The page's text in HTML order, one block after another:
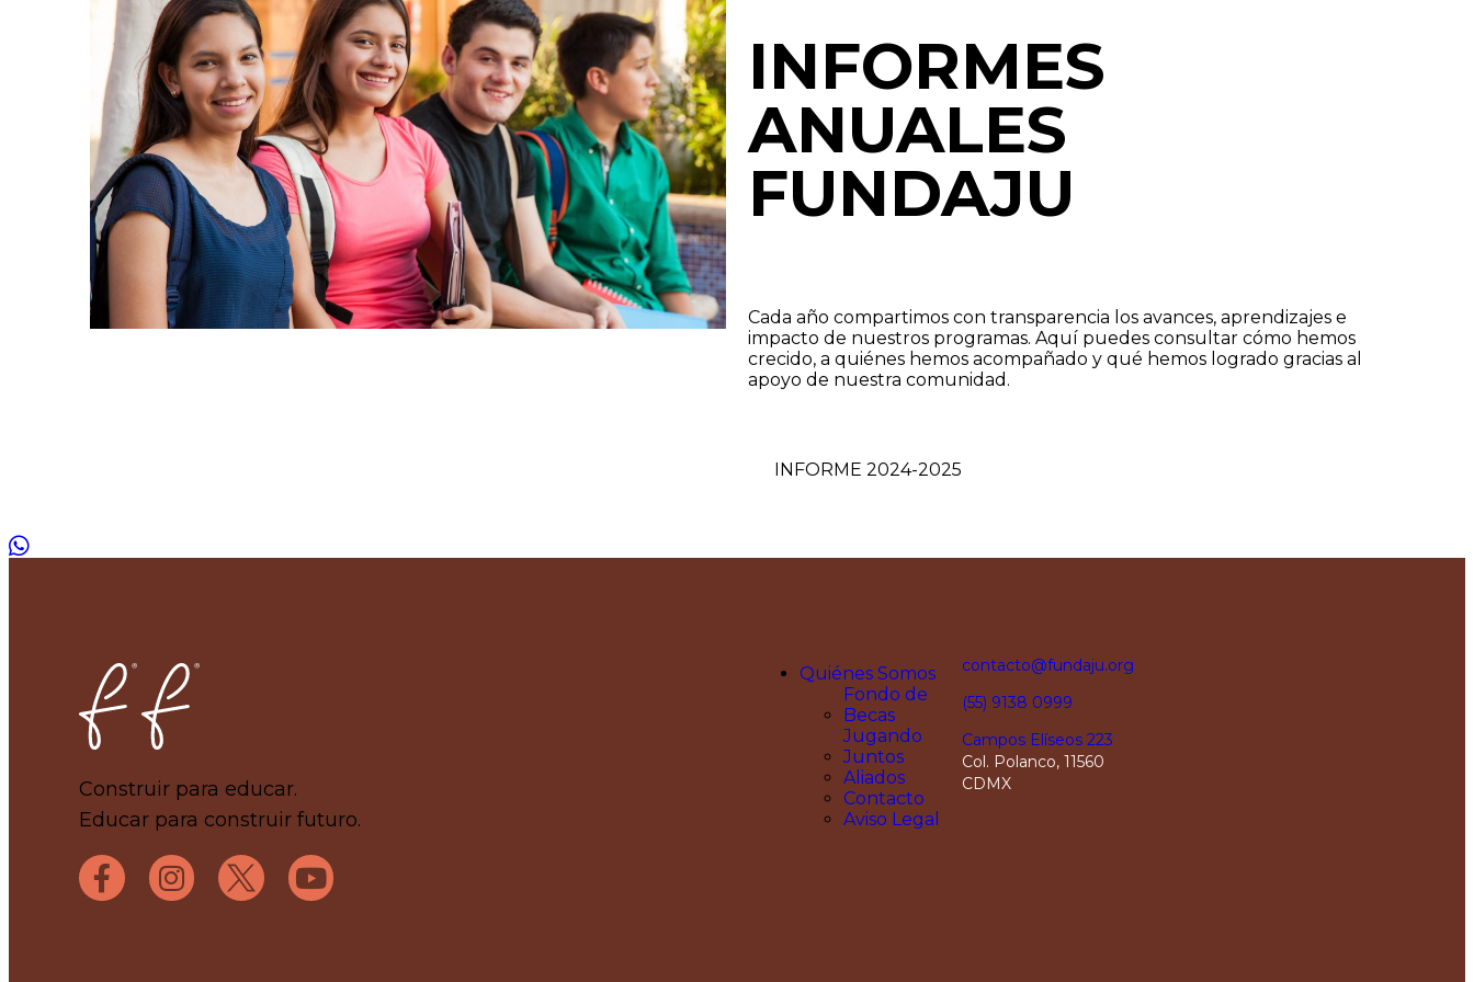
INFORMES
ANUALES
FUNDAJU
Cada año compartimos con transparencia los avances, aprendizajes e
impacto de nuestros programas. Aquí puedes consultar cómo hemos
crecido, a quiénes hemos acompañado y qué hemos logrado gracias al
apoyo de nuestra comunidad.
INFORME 2024-2025
Home
Construir para educar.
Educar para construir futuro.
Quiénes Somos
Fondo de
Becas
Jugando
Juntos
Aliados
Contacto
Aviso Legal
contacto@fundaju.org
(55) 9138 0999
Campos Elíseos 223
Col. Polanco, 11560
CDMX